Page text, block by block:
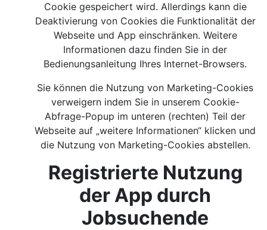
Cookie gespeichert wird. Allerdings kann die
Deaktivierung von Cookies die Funktionalität der
Webseite und App einschränken. Weitere
Informationen dazu finden Sie in der
Bedienungsanleitung Ihres Internet-Browsers.
Sie können die Nutzung von Marketing-Cookies
verweigern indem Sie in unserem Cookie-
Abfrage-Popup im unteren (rechten) Teil der
Webseite auf „weitere Informationen“ klicken und
die Nutzung von Marketing-Cookies abstellen.
Registrierte Nutzung
der App durch
Jobsuchende